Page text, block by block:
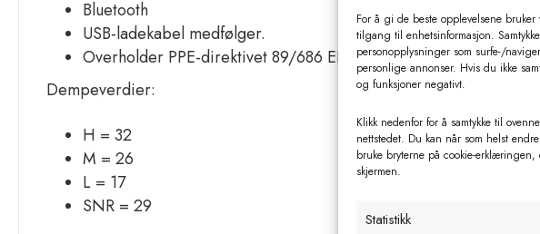
For å gi de beste opplevelsene
tilgang til enhetsinformasjon.
personopplysninger som surfe-/
personlige annonser. Hvis du ikke
og funksjoner negativt.
Klikk nedenfor for å samtykke til
nettstedet. Du kan når som helst
bruke bryterne på cookie-
skjermen.
Statistikk
Bluetooth
USB-ladekabel medfølger.
Overholder PPE-direktivet 89/686 EEC, PPE-forordningen
Dempeverdier:
H = 32
M = 26
L = 17
SNR = 29